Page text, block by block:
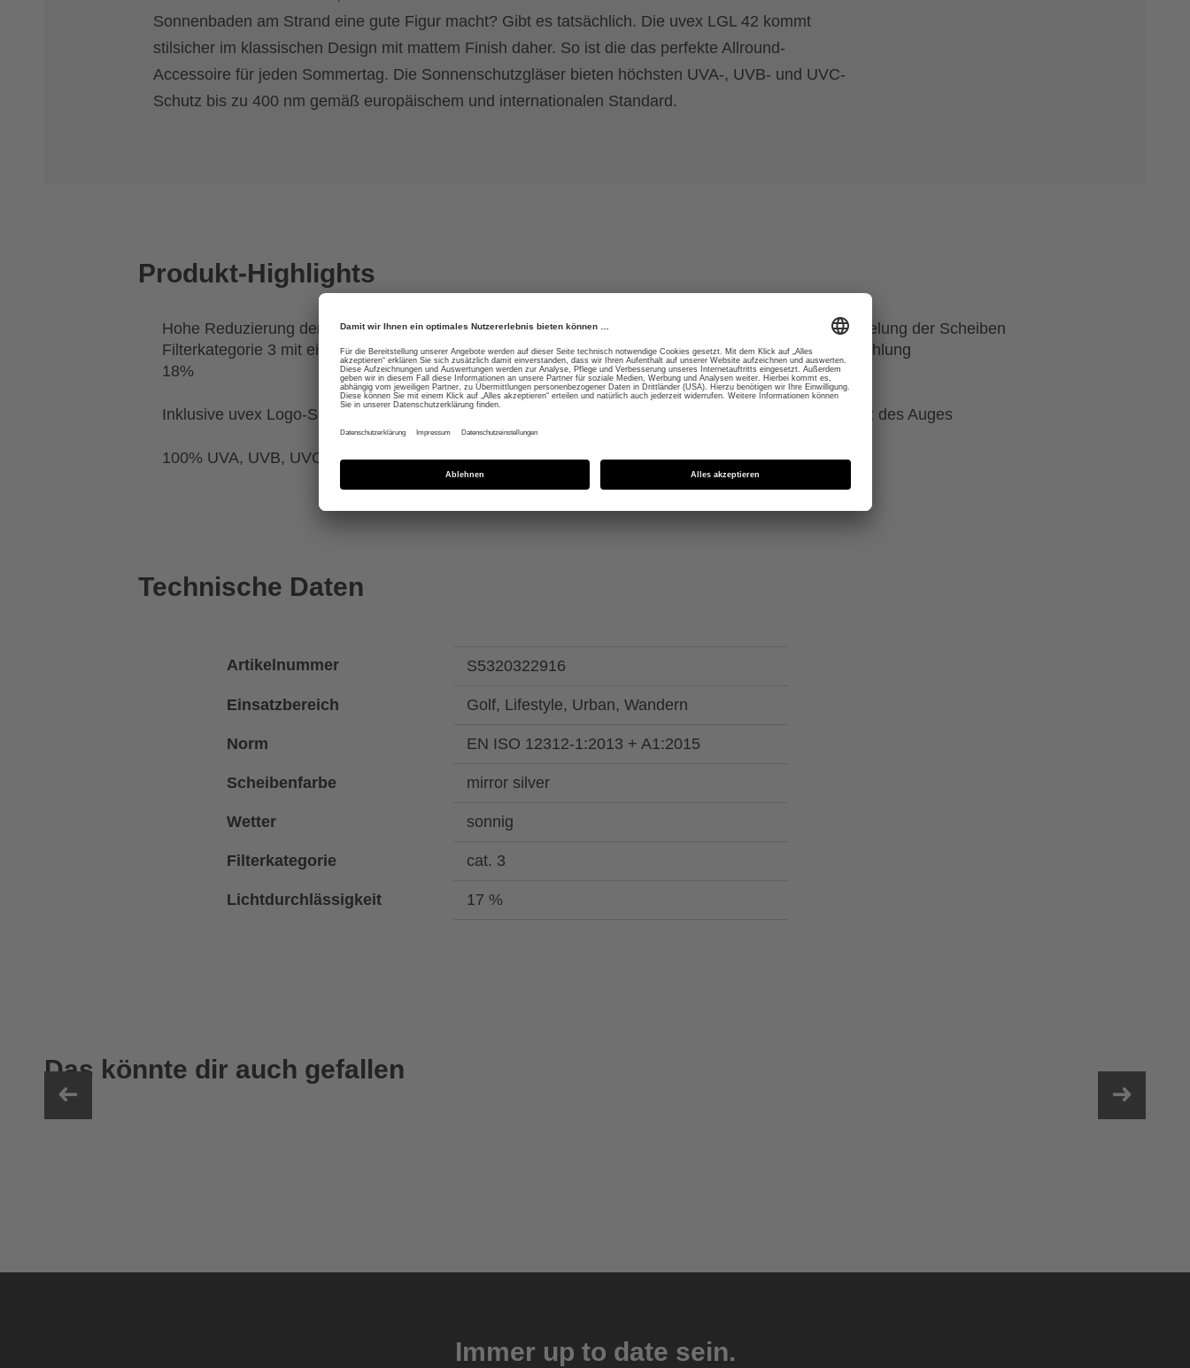
Sonnenbaden am Strand eine gute Figur macht? Gibt es tatsächlich. Die uvex LGL 42 kommt
stilsicher im klassischen Design mit mattem Finish daher. So ist die das perfekte Allround-
Accessoire für jeden Sommertag. Die Sonnenschutzgläser bieten höchsten UVA-, UVB- und UVC-
Schutz bis zu 400 nm gemäß europäischem und internationalen Standard.
Produkt-Highlights
Hohe Reduzierung der Sonneneinstrahlung durch die
Filterkategorie 3 mit einer Lichtdurchlässigkeit von 9-
18%
Die modisch abgestimmte Verspiegelung der Scheiben
schützt zusätzlich vor infraroter Strahlung
Inklusive uvex Logo-Schriftzug auf den Bügeln Integrierte UV-Absorber zum Schutz des Auges
100% UVA, UVB, UVC Schutz
Technische Daten
Artikelnummer S5320322916
Einsatzbereich Golf, Lifestyle, Urban, Wandern
Norm EN ISO 12312-1:2013 + A1:2015
Scheibenfarbe mirror silver
Wetter sonnig
Filterkategorie cat. 3
Lichtdurchlässigkeit 17 %
Das könnte dir auch gefallen
uvex LGL 51
Immer up to date sein.